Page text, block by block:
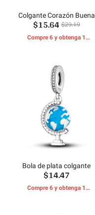
Colgante Corazón Buena
Vida
$15.64 $29.19
Compre 6 y obtenga 1
Bola de plata colgante
$14.47
Compre 6 y obtenga 1